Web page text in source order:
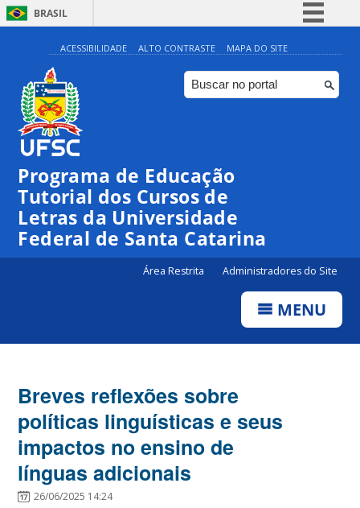
BRASIL
Simplifique!
Comunica BR
Participe
ACESSIBILIDADE ALTO CONTRASTE MAPA DO SITE
Programa de Educação
Tutorial dos Cursos de
Letras da Universidade
Federal de Santa Catarina
Área Restrita Administradores do Site
MENU
Breves reflexões sobre
políticas linguísticas e seus
impactos no ensino de
línguas adicionais
26/06/2025 14:24